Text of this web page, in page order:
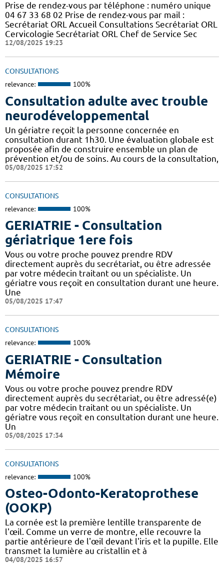
Prise de rendez-vous par téléphone : numéro unique
04 67 33 68 02 Prise de rendez-vous par mail :
Secrétariat ORL Accueil Consultations Secrétariat ORL
Cervicologie Secrétariat ORL Chef de Service Sec
12/08/2025 19:23
CONSULTATIONS
relevance: 100%
Consultation adulte avec trouble
neurodéveloppemental
Un gériatre reçoit la personne concernée en
consultation durant 1h30. Une évaluation globale est
proposée afin de construire ensemble un plan de
prévention et/ou de soins. Au cours de la consultation,
05/08/2025 17:52
CONSULTATIONS
relevance: 100%
GERIATRIE - Consultation
gériatrique 1ere fois
Vous ou votre proche pouvez prendre RDV
directement auprès du secrétariat, ou être adressée
par votre médecin traitant ou un spécialiste. Un
gériatre vous reçoit en consultation durant une heure.
Une
05/08/2025 17:47
CONSULTATIONS
relevance: 100%
GERIATRIE - Consultation
Mémoire
Vous ou votre proche pouvez prendre RDV
directement auprès du secrétariat, ou être adressé(e)
par votre médecin traitant ou un spécialiste. Un
gériatre vous reçoit en consultation durant une heure.
Un
05/08/2025 17:34
CONSULTATIONS
relevance: 100%
Osteo-Odonto-Keratoprothese
(OOKP)
La cornée est la première lentille transparente de
l'œil. Comme un verre de montre, elle recouvre la
partie antérieure de l'œil devant l'iris et la pupille. Elle
transmet la lumière au cristallin et à
04/08/2025 16:57